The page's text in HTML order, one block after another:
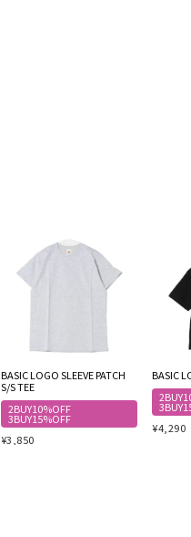
BASIC LOGO SLEEVE PATCH
S/S TEE
2BUY10%OFF
3BUY15%OFF
¥3,850
BASIC
¥4,290